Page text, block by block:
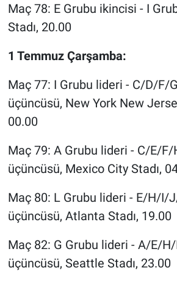
Maç 78: E Grubu ikincisi - I
Stadı, 20.00
1 Temmuz Çarşamba:
Maç 77: I Grubu lideri - C/D/F/
üçüncüsü, New York New
00.00
Maç 79: A Grubu lideri - C/E/F/
üçüncüsü, Mexico City Stadı,
Maç 80: L Grubu lideri - E/H/I/
üçüncüsü, Atlanta Stadı, 19.00
Maç 82: G Grubu lideri - A/E/
üçüncüsü, Seattle Stadı, 23.00